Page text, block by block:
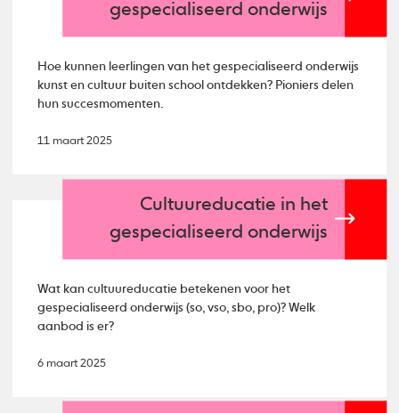
gespecialiseerd onderwijs
Hoe kunnen leerlingen van het gespecialiseerd onderwijs
kunst en cultuur buiten school ontdekken? Pioniers delen
hun succesmomenten.
11 maart 2025
Cultuureducatie in het
gespecialiseerd onderwijs
Wat kan cultuureducatie betekenen voor het
gespecialiseerd onderwijs (so, vso, sbo, pro)? Welk
aanbod is er?
6 maart 2025